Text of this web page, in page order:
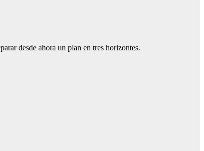
desde ahora un plan en tres horizontes.